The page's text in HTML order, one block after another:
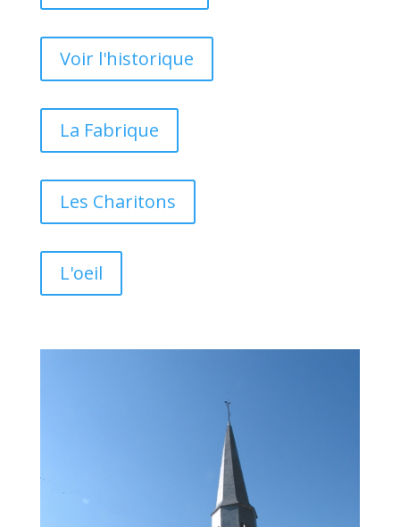
Voir l'historique
La Fabrique
Les Charitons
L'oeil